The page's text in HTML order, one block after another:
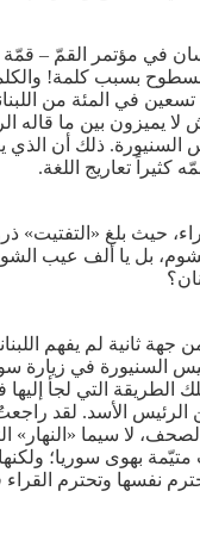
في مؤتمر القمّ – قمّة
بسبب كلمة!
في المئة من
لا يميزون بين ما قاله
السنيورة. ذلك أن
كثيراً تعاريج اللغة.
حيث بلغ «التفتيت»
بل يا ألف عيب
ثانية لم يفهم
السنيورة في زيارة
الطريقة التي لجأ
الأسد. لقد راجعتُ
لا سيما «النهار»
بهوى سوريا؛
نفسها وتحترم القراء